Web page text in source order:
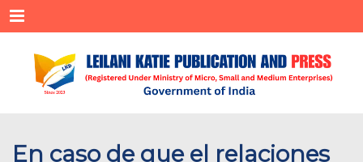
Menu
En caso de que el relaciones